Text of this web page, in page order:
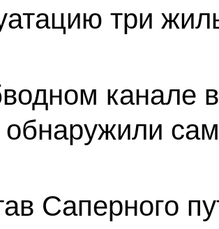
три
канале
обнаружили
Саперного